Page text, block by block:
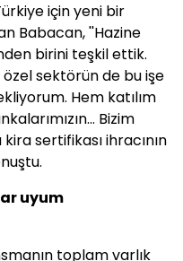
için yeni bir
Babacan, ''Hazine
birini teşkil ettik.
sektörün de bu işe
Hem katılım
Bizim
sertifikası ihracının
uyum
toplam varlık